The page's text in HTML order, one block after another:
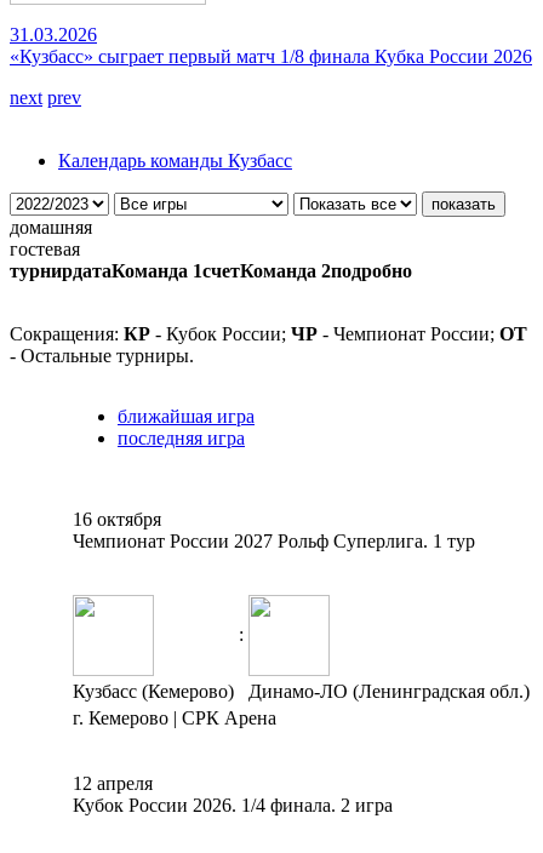
31.03.2026
«Кузбасс» сыграет первый матч 1/8 финала Кубка России 2026
next prev
Календарь команды Кузбасс
домашняя
гостевая
турнирдатаКоманда 1счетКоманда 2подробно
Сокращения: КР - Кубок России; ЧР - Чемпионат России; ОТ
- Остальные турниры.
ближайшая игра
последняя игра
16 октября
Чемпионат России 2027 Рольф Суперлига. 1 тур
:
Кузбасс (Кемерово)
Динамо-ЛО (Ленинградская обл.)
г. Кемерово | СРК Арена
12 апреля
Кубок России 2026. 1/4 финала. 2 игра